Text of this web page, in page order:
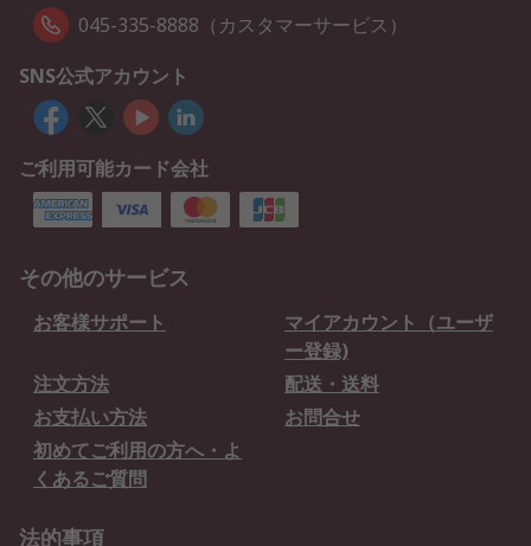
045-335-8888（カスタマーサービス）
SNS公式アカウント
ご利用可能カード会社
その他のサービス
お客様サポート
マイアカウント（ユーザ
ー登録)
注文方法
配送・送料
お支払い方法
お問合せ
初めてご利用の方へ・よ
くあるご質問
法的事項